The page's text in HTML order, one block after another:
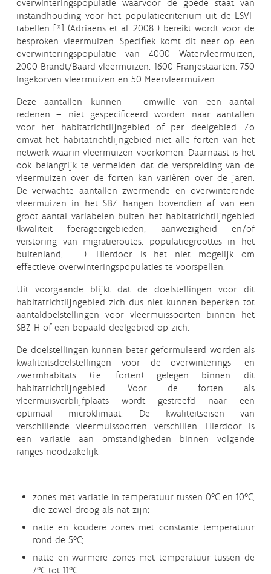
overwinteringspopulatie waarvoor de goede staat van
instandhouding voor het populatiecriterium uit de LSVI-
tabellen [*] (Adriaens et al. 2008 ) bereikt wordt voor de
besproken vleermuizen. Specifiek komt dit neer op een
overwinteringspopulatie van 4000 Watervleermuizen,
2000 Brandt/Baard-vleermuizen, 1600 Franjestaarten, 750
Ingekorven vleermuizen en 50 Meervleermuizen.
Deze aantallen kunnen – omwille van een aantal
redenen – niet gespecificeerd worden naar aantallen
voor het habitatrichtlijngebied of per deelgebied. Zo
omvat het habitatrichtlijngebied niet alle forten van het
netwerk waarin vleermuizen voorkomen. Daarnaast is het
ook belangrijk te vermelden dat de verspreiding van de
vleermuizen over de forten kan variëren over de jaren.
De verwachte aantallen zwermende en overwinterende
vleermuizen in het SBZ hangen bovendien af van een
groot aantal variabelen buiten het habitatrichtlijngebied
(kwaliteit foerageergebieden, aanwezigheid en/of
verstoring van migratieroutes, populatiegroottes in het
buitenland, … ). Hierdoor is het niet mogelijk om
effectieve overwinteringspopulaties te voorspellen.
Uit voorgaande blijkt dat de doelstellingen voor dit
habitatrichtlijngebied zich dus niet kunnen beperken tot
aantaldoelstellingen voor vleermuissoorten binnen het
SBZ-H of een bepaald deelgebied op zich.
De doelstellingen kunnen beter geformuleerd worden als
kwaliteitsdoelstellingen voor de overwinterings- en
zwermhabitats (i.e. forten) gelegen binnen dit
habitatrichtlijngebied. Voor de forten als
vleermuisverblijfplaats wordt gestreefd naar een
optimaal microklimaat. De kwaliteitseisen van
verschillende vleermuissoorten verschillen. Hierdoor is
een variatie aan omstandigheden binnen volgende
ranges noodzakelijk:
zones met variatie in temperatuur tussen 0°C en 10°C,
die zowel droog als nat zijn;
natte en koudere zones met constante temperatuur
rond de 5°C;
natte en warmere zones met temperatuur tussen de
7°C tot 11°C.